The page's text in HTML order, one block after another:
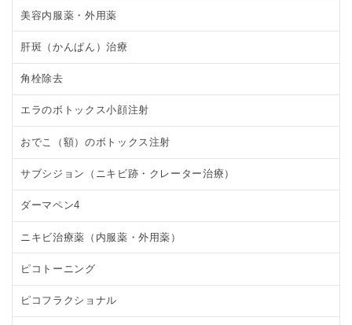
美容内服薬・外用薬
肝斑（かんぱん）治療
角栓除去
エラのボトックス小顔注射
おでこ（額）のボトックス注射
サブシジョン（ニキビ跡・クレーター治療）
ダーマペン4
ニキビ治療薬（内服薬・外用薬）
ピコトーニング
ピコフラクショナル